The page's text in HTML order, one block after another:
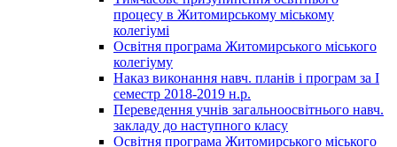
процесу в Житомирському міському
колегіумі
Освітня програма Житомирського міського
колегіуму
Наказ виконання навч. планів і програм за І
семестр 2018-2019 н.р.
Переведення учнів загальноосвітнього навч.
закладу до наступного класу
Освітня програма Житомирського міського